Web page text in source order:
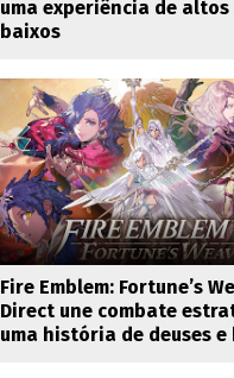
uma experiência de altos
baixos
Fire Emblem: Fortune’s
Direct une combate
uma história de deuses e